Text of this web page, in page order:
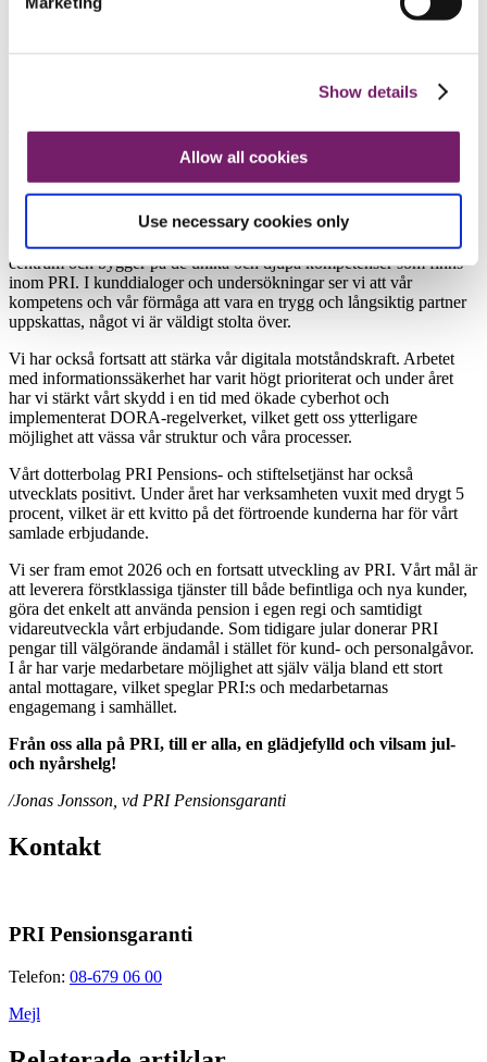
Show details
Allow all cookies
Use necessary cookies only
premier som beräknas via tariffen med det faktiska premiebehovet,
Eftersom PRI har en stark balansräkning har styrelsen valt att inte
förväntade kostnaderna. Detta innebär oförändrade kostnader för
ett attraktivt alternativ.
Efter årsskiftet kommer vi också att se över möjligheten att lämna
återbäring. Vi återkommer med besked om detta i början av 2026.
Under året har vi fortsatt att prioritera starka leveranser till våra
kunder och utvecklat vår strategi – en strategi som sätter kunden i
centrum och bygger på de unika och djupa kompetenser som finns
inom PRI. I kunddialoger och undersökningar ser vi att vår
kompetens och vår förmåga att vara en trygg och långsiktig partner
uppskattas, något vi är väldigt stolta över.
Vi har också fortsatt att stärka vår digitala motståndskraft. Arbetet
med informationssäkerhet har varit högt prioriterat och under året
har vi stärkt vårt skydd i en tid med ökade cyberhot och
implementerat DORA-regelverket, vilket gett oss ytterligare
möjlighet att vässa vår struktur och våra processer.
Vårt dotterbolag PRI Pensions- och stiftelsetjänst har också
utvecklats positivt. Under året har verksamheten vuxit med drygt 5
procent, vilket är ett kvitto på det förtroende kunderna har för vårt
samlade erbjudande.
Vi ser fram emot 2026 och en fortsatt utveckling av PRI. Vårt mål är
att leverera förstklassiga tjänster till både befintliga och nya kunder,
göra det enkelt att använda pension i egen regi och samtidigt
vidareutveckla vårt erbjudande. Som tidigare jular donerar PRI
pengar till välgörande ändamål i stället för kund- och personalgåvor.
I år har varje medarbetare möjlighet att själv välja bland ett stort
antal mottagare, vilket speglar PRI:s och medarbetarnas
engagemang i samhället.
Från oss alla på PRI, till er alla, en glädjefylld och vilsam jul-
och nyårshelg!
/Jonas Jonsson, vd PRI Pensionsgaranti
Kontakt
PRI Pensionsgaranti
Telefon: 08-679 06 00
Mejl